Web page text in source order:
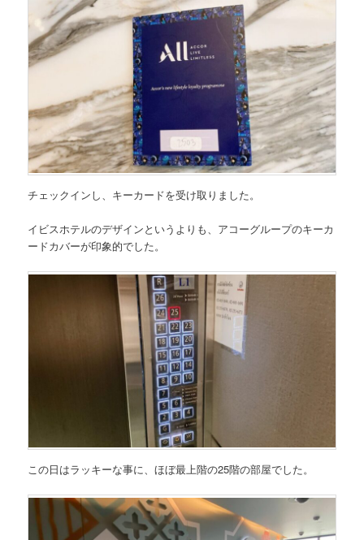
チェックインし、キーカードを受け取りました。
イビスホテルのデザインというよりも、アコーグループのキーカ
ードカバーが印象的でした。
この日はラッキーな事に、ほぼ最上階の25階の部屋でした。